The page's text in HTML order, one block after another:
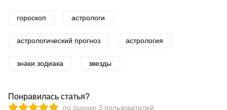
гороскоп астрологи
астрологический прогноз астрология
знаки зодиака звезды
Понравилась статья?
по оценке 3 пользователей